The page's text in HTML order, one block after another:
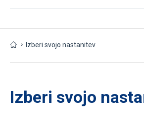
Izberi svojo nastanitev
Izberi svojo